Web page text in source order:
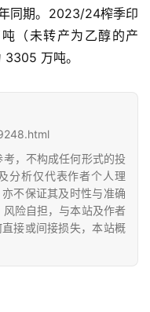
同期。2023/24榨季印
（未转产为乙醇的产
万吨。
，不构成任何形式的投
分析仅代表作者个人理
不保证其及时性与准确
险自担，与本站及作者
接或间接损失，本站概